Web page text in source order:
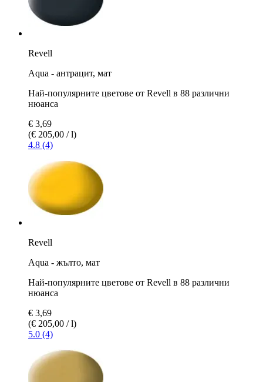
Revell
Aqua - антрацит, мат
Най-популярните цветове от Revell в 88 различни
нюанса
€ 3,69
(€ 205,00 / l)
4.8 (4)
Revell
Aqua - жълто, мат
Най-популярните цветове от Revell в 88 различни
нюанса
€ 3,69
(€ 205,00 / l)
5.0 (4)